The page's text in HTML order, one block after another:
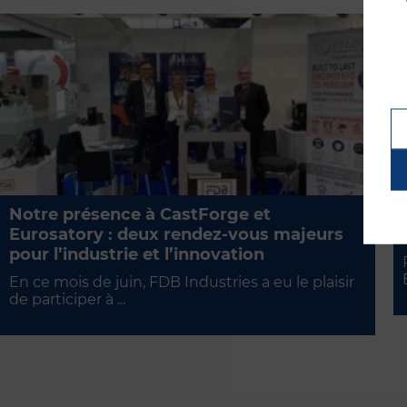
Notre présence à CastForge et
Eurosatory : deux rendez-vous majeurs
pour l’industrie et l’innovation
En ce mois de juin, FDB Industries a eu le plaisir
de participer à ...